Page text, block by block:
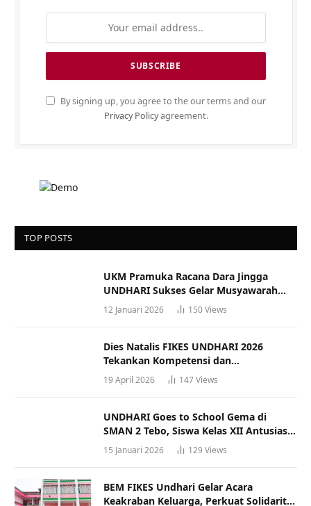
By signing up, you agree to the our terms and our
Privacy Policyagreement.
TOP POSTS
UKM Pramuka Racana Dara Jingga
UNDHARI Sukses Gelar Musyawarah
Racana
12 Januari 2026 150Views
Dies Natalis FIKES UNDHARI 2026
Tekankan Kompetensi dan
Profesionalisme Tenaga Kesehatan
19 April 2026 147Views
UNDHARI Goes to School Gema di
SMAN 2 Tebo, Siswa Kelas XII Antusias
Ikuti Sosialisasi Kampus Berkualitas
15 Januari 2026 129 Views
BEM FIKES Undhari Gelar Acara
Keakraban Keluarga, Perkuat Solidaritas